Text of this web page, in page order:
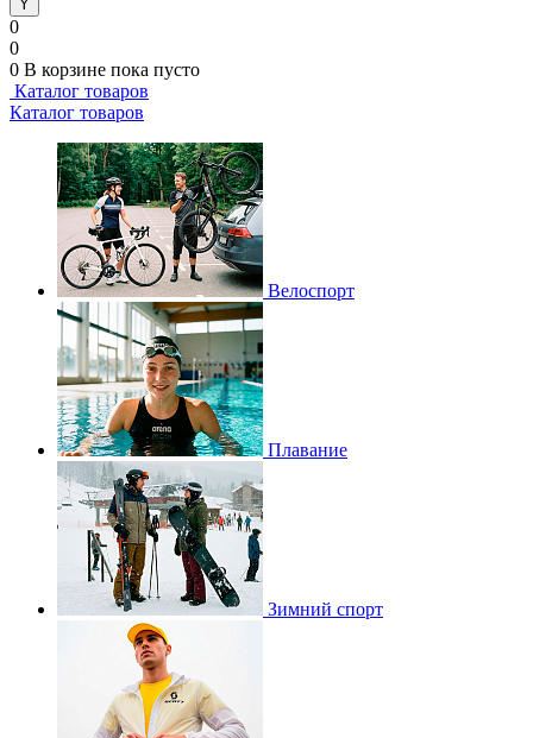
0
0
0 В корзине пока пусто
Каталог товаров
Каталог товаров
Велоспорт
Плавание
Зимний спорт